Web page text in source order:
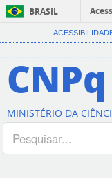
BRASIL
CNPq
MINISTÉRIO DA